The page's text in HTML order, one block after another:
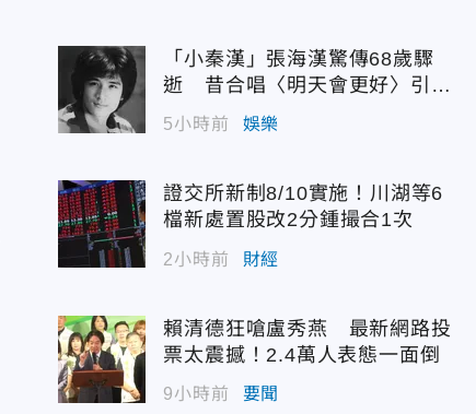
「小秦漢」張海漢驚傳68歲驟
逝 昔合唱〈明天會更好〉引追
憶
5小時前 娛樂
證交所新制8/10實施！川湖等6
檔新處置股改2分鍾撮合1次
2小時前 財經
賴清德狂嗆盧秀燕 最新網路投
票太震撼！2.4萬人表態一面倒
9小時前 要聞